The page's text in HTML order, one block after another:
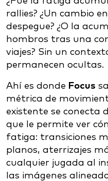
rallies? ¿Un cambio
despegue? ¿O la
hombros tras una
viajes? Sin un
permanecen ocultas.
Ahí es donde Focus
métrica de
existente se conecta
que le permite ver
fatiga: transiciones
planos, aterrizajes
cualquier jugada al
las imágenes